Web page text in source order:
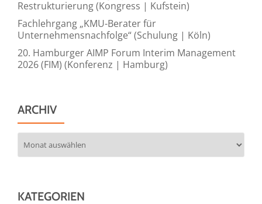
Restrukturierung (Kongress | Kufstein)
Fachlehrgang „KMU-Berater für
Unternehmensnachfolge“ (Schulung | Köln)
20. Hamburger AIMP Forum Interim Management
2026 (FIM) (Konferenz | Hamburg)
ARCHIV
KATEGORIEN